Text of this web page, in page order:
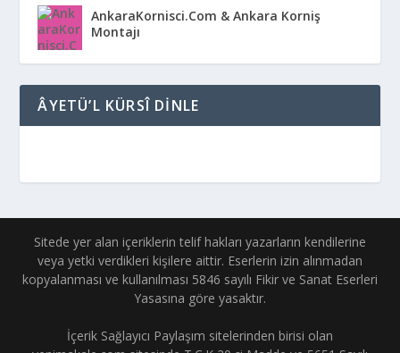
AnkaraKornisci.Com & Ankara Korniş
Montajı
ÂYETÜ’L KÜRSÎ DINLE
Sitede yer alan içeriklerin telif hakları yazarların kendilerine
veya yetki verdikleri kişilere aittir. Eserlerin izin alınmadan
kopyalanması ve kullanılması 5846 sayılı Fikir ve Sanat Eserleri
Yasasına göre yasaktır.
İçerik Sağlayıcı Paylaşım sitelerinden birisi olan